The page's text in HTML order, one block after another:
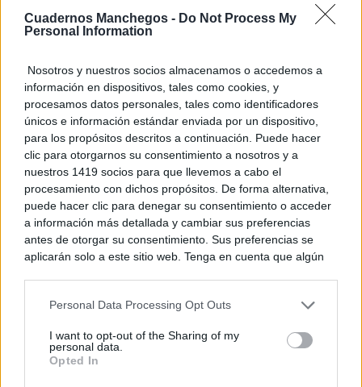
Cuadernos Manchegos - Do Not Process My
Personal Information
Nosotros y nuestros socios almacenamos o accedemos a
información en dispositivos, tales como cookies, y
procesamos datos personales, tales como identificadores
únicos e información estándar enviada por un dispositivo,
para los propósitos descritos a continuación. Puede hacer
clic para otorgarnos su consentimiento a nosotros y a
nuestros 1419 socios para que llevemos a cabo el
procesamiento con dichos propósitos. De forma alternativa,
puede hacer clic para denegar su consentimiento o acceder
a información más detallada y cambiar sus preferencias
antes de otorgar su consentimiento. Sus preferencias se
aplicarán solo a este sitio web. Tenga en cuenta que algún
rechazar tal procesamiento. Puede cambiar sus preferencias
a este sitio y haciendo clic en el botón "Privacidad" en la
parte inferior de la página web.
Personal Data Processing Opt Outs
I want to opt-out of the Sharing of my
personal data.
Opted In
No es tu imaginación
¿Ves caras en enchufes, coches o nubes? Tiene
explicación
9 apps que valen oro
No son populares, pero sí extraordinariamente